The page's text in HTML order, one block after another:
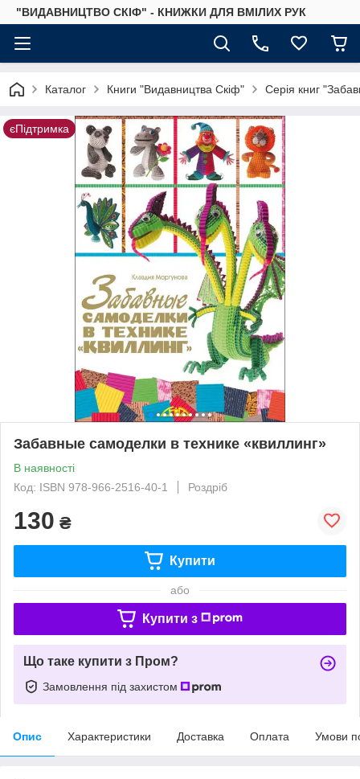
"ВИДАВНИЦТВО СКІФ" - КНИЖКИ ДЛЯ ВМІЛИХ РУК
Каталог Книги "Видавництва Скіф" Серія книг
єПідтримка
Забавные самоделки в технике «квиллинг»
В наявності
Код: ISBN 978-966-2516-40-1
Роздріб
130 ₴
Купити
або
Купити з
Що таке купити з Пром?
Замовлення під захистом
Опис Характеристики Доставка Оплата Умови